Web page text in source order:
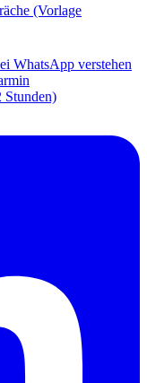
(Vorlage
WhatsApp verstehen
Stunden)